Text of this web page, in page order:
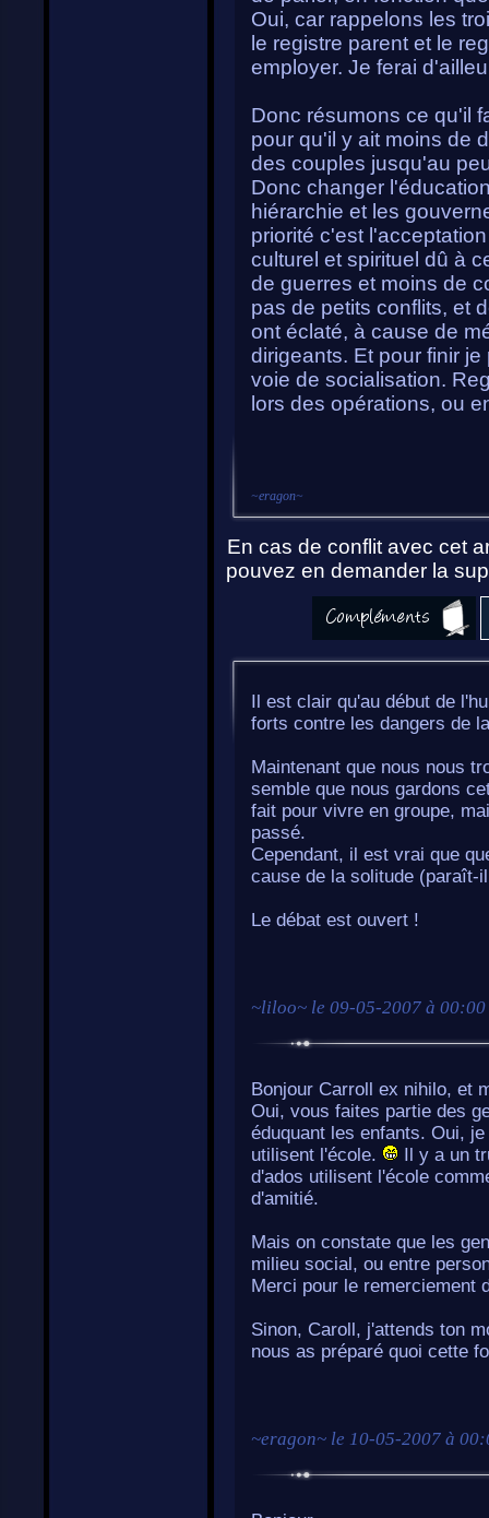
Oui, car rappelons les
le registre parent et le
employer. Je ferai
Donc résumons ce qu'il
pour qu'il y ait moins de
des couples jusqu'au
Donc changer
hiérarchie et les
priorité c'est
culturel et spirituel dû à
de guerres et moins de
pas de petits conflits, et
ont éclaté, à cause de
dirigeants. Et pour finir
voie de socialisation.
lors des opérations, ou
~eragon~
En cas de conflit avec cet
pouvez en demander la
Il est clair qu'au début de
forts contre les dangers de
Maintenant que nous nous
semble que nous gardons
fait pour vivre en groupe,
passé.
Cependant, il est vrai que
cause de la solitude
Le débat est ouvert !
~liloo~ le 09-05-2007 à 00:00
Bonjour Carroll ex nihilo, et
Oui, vous faites partie des
éduquant les enfants. Oui,
utilisent l'école.
Il y a un
d'ados utilisent l'école
d'amitié.
Mais on constate que les
milieu social, ou entre
Merci pour le remerciement
Sinon, Caroll, j'attends ton
nous as préparé quoi cette
~eragon~ le 10-05-2007 à